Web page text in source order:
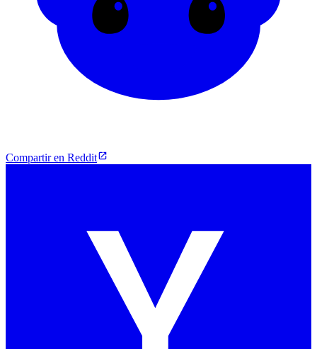
Compartir en Reddit